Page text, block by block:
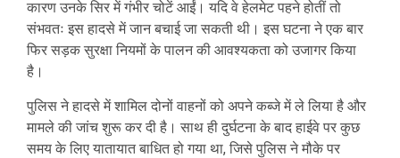
कारण उनके सिर में गंभीर चोटें आईं। यदि वे हेलमेट पहने होतीं तो
संभवतः इस हादसे में जान बचाई जा सकती थी। इस घटना ने एक बार
फिर सड़क सुरक्षा नियमों के पालन की आवश्यकता को उजागर किया
है।
पुलिस ने हादसे में शामिल दोनों वाहनों को अपने कब्जे में ले लिया है और
मामले की जांच शुरू कर दी है। साथ ही दुर्घटना के बाद हाईवे पर कुछ
समय के लिए यातायात बाधित हो गया था, जिसे पुलिस ने मौके पर